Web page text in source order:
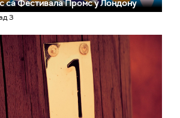
са Фестивала Промс у Лондону
3